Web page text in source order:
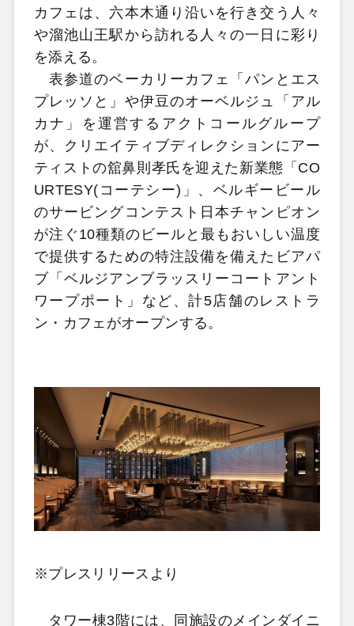
カフェは、六本木通り沿いを行き交う人々
や溜池山王駅から訪れる人々の一日に彩り
を添える。
表参道のベーカリーカフェ「パンとエス
プレッソと」や伊豆のオーベルジュ「アル
カナ」を運営するアクトコールグループ
が、クリエイティブディレクションにアー
ティストの舘鼻則孝氏を迎えた新業態「CO
URTESY(コーテシー)」、ベルギービール
のサービングコンテスト日本チャンピオン
が注ぐ10種類のビールと最もおいしい温度
で提供するための特注設備を備えたビアパ
ブ「ベルジアンブラッスリーコートアント
ワープポート」など、計5店舗のレストラ
ン・カフェがオープンする。
※プレスリリースより
タワー棟3階には、同施設のメインダイニ